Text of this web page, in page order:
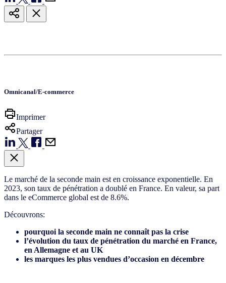
Omnicanal/E-commerce
Imprimer
Partager
Le marché de la seconde main est en croissance exponentielle. En
2023, son taux de pénétration a doublé en France. En valeur, sa part
dans le eCommerce global est de 8.6%.
Découvrons:
pourquoi la seconde main ne connaît pas la crise
l’évolution du taux de pénétration du marché en France,
en Allemagne et au UK
les marques les plus vendues d’occasion en décembre